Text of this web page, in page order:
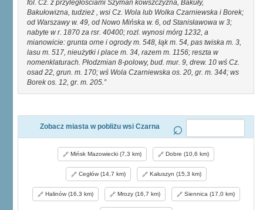
fol. Cz. z przyległościami Szyman kowszczyzna, Bakuły,
Bakułowizna, tudzież , wsi Cz. Wola lub Wolka Czarniewska i Borek;
od Warszawy w. 49, od Nowo Mińska w. 6, od Stanisławowa w 3;
nabyte w r. 1870 za rsr. 40400; rozl. wynosi mórg 1232, a
mianowicie: grunta orne i ogrody m. 548, łąk m. 54, pas twiska m. 3,
lasu m. 517, nieużytki i place m. 34, razem m. 1156; reszta w
nomenklaturach. Płodzmian 8-polowy, bud. mur. 9, drew. 10 wś Cz.
osad 22, grun. m. 170; wś Wola Czarniewska os. 20, gr. m. 344; ws
Borek os. 12, gr. m. 205.
Zobacz miasta w pobliżu wsi Czarna
Mińsk Mazowiecki (7,3 km) Dobre (10,6 km)
Cegłów (14,7 km) Kałuszyn (15,3 km)
Halinów (16,3 km) Mrozy (16,7 km) Siennica (17,0 km)